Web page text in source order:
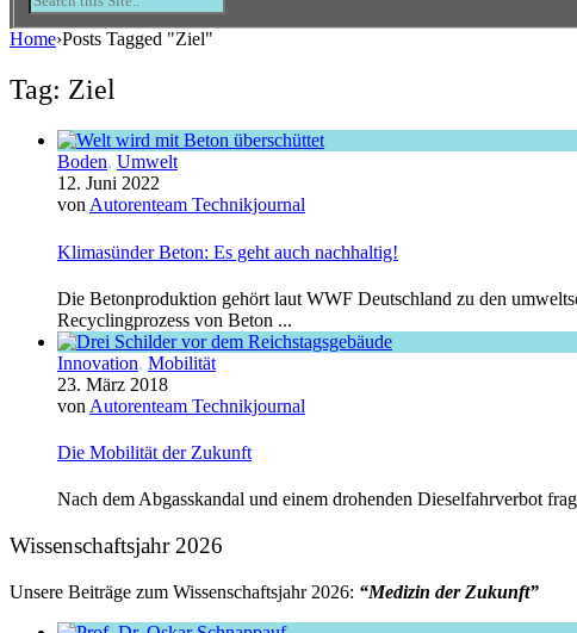
Home›Posts Tagged "Ziel"
Tag: Ziel
Boden, Umwelt
12. Juni 2022
von Autorenteam Technikjournal
Klimasünder Beton: Es geht auch nachhaltig!
Die Betonproduktion gehört laut WWF Deutschland zu den
Recyclingprozess von Beton ...
Innovation, Mobilität
23. März 2018
von Autorenteam Technikjournal
Die Mobilität der Zukunft
Nach dem Abgasskandal und einem drohenden Dieselfahrverbot
Wissenschaftsjahr 2026
Unsere Beiträge zum Wissenschaftsjahr 2026: “Medizin der Zukunft”